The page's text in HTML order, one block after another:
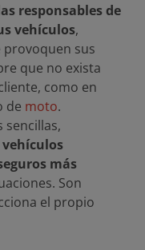
responsables de
vehículos,
sus
que no exista
como en
de moto.
sencillas,
más
Son
el propio